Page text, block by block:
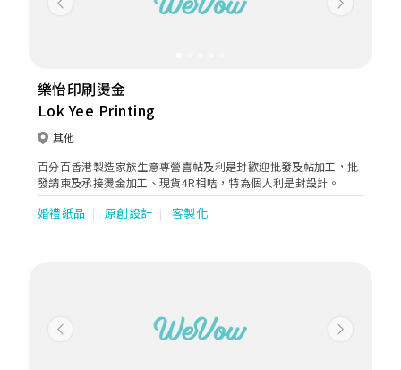
Previous Next
樂怡印刷燙金
Lok Yee Printing
其他
百分百香港製造家族生意專營喜帖及利是封歡迎批發及帖加工，批
發請柬及承接燙金加工、現貨4R相咭，特為個人利是封設計。
婚禮紙品 原創設計 客製化
Previous Next